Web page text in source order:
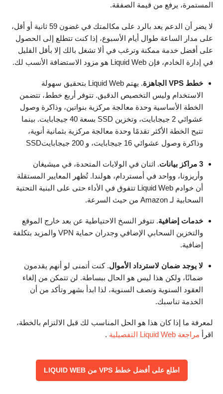
المستمرة، يرفع من قيمة الصفقة.
لا يضر أن الدعم يعد بالرد على مكالمتك في غضون 59 ثانية أو أقل،
على مدار الساعة طوال أيام الأسبوع، إذا كنت تتطلع إلى الحصول
على أفضل خدمة ممكنة وترغب في ألا تشغل بالك إلا بأقل القليل
في إدارة الخادم، فإن Liquid Web هو مزود الاستضافة الأنسب لك.
خطط VPS الجاهزة
. يهتم Liquid Web بتحقيق سهولة
الاستخدام وليس التخصيص الدقيق. تتوفر أربع خطط، تتضمن
الخطة الأساسية وحدة معالجة مركزية بنواتين، وذاكرة وصول
عشوائي 2 جيجابايت، وتخزين SSD بسعة 40 جيجابايت. بينما
تتيح الخطة الأكثر تقدمًا وحدة معالجة مركزية بثمانية أنوية،
وذاكرة وصول عشوائي 16 جيجابايت، و 200 جيجابايتSSD
3 مراكز بيانات
. اثنان في الولايات المتحدة، في ميشيغان
وأريزونا، وواحد في أمستردام، هولندا. تُظهر المعايير المستقلة
أن خوادم Liquid Web تتفوق في الأداء حتى على البنية التحتية
السحابية لـ Amazon من حيث السرعة.
خدمات إضافية. تتوفر النسخ الاحتياطية عن بعد خارج الموقع
والتخزين السحابي الإضافي وجدران حماية VPN والمزيد بتكلفة
إضافية.
لا يوجد ضمان لاسترداد الأموال. كنت أتمنى لو أنهم يقدمون
ضمانًا، ولكن هذا ليس هو الحال ببساطة. لن تتمكن من إلغاء
العقود السنوية ونصف السنوية، لذا ابدأ بشهر وتأكد من أن
الخدمة تناسبك.
لمعرفة ما إذا كان هذا هو الحل المناسب لك قبل الالتزام بالخطة،
اقرأ مراجعة Liquid Web التفصيلية .
اطلع على أفضل خطط VPS من LIQUID WEB